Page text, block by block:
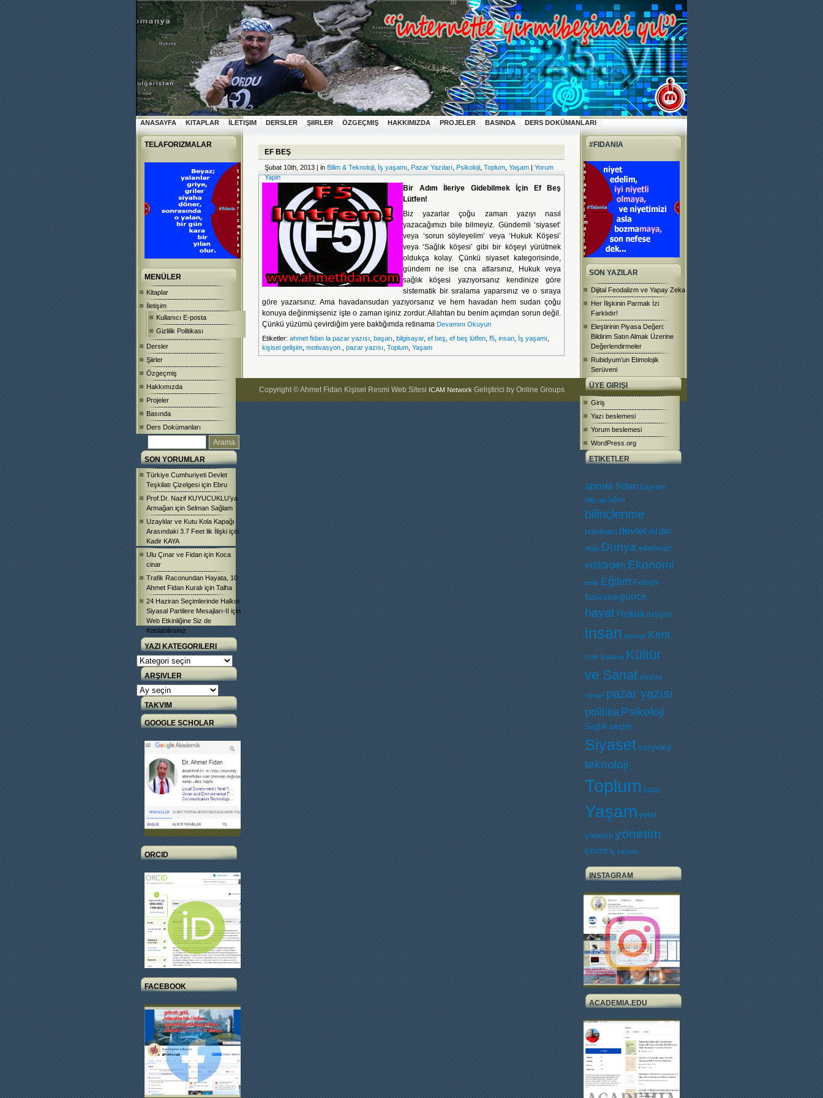
ANASAYFA KITAPLAR İLETIŞIM DERSLER ŞIIRLER ÖZGEÇMIŞ HAKKIMIZDA PROJELER BASINDA DERS DOKÜMANLARI
TELAFORIZMALAR
MENÜLER
Kitaplar
İletişim
Kullanıcı E-posta
Gizlilik Politikası
Dersler
Şiirler
Özgeçmiş
Hakkımızda
Projeler
Basında
Ders Dokümanları
SON YORUMLAR
Türkiye Cumhuriyeti Devlet
Teşkilatı Çizelgesi için Ebru
Prof.Dr. Nazif KUYUCUKLU’ya
Armağan için Selman Sağlam
Uzaylılar ve Kutu Kola Kapağı
Arasındaki 3.7 Feet lik İlişki için
Kadir KAYA
Ulu Çınar ve Fidan için Koca
cinar
Trafik Raconundan Hayata, 10
Ahmet Fidan Kuralı için Talha
24 Haziran Seçimlerinde Halkın
Siyasal Partilere Mesajları-II için
Web Etkinliğine Siz de
Katılabilirsiniz
YAZI KATEGORILERI
Yazı
Kategorileri
ARŞIVLER
Arşivler
TAKVIM
GOOGLE SCHOLAR
ORCID
FACEBOOK
#FIDANIA
SON YAZILAR
Dijital Feodalizm ve Yapay Zeka
Her İlişkinin Parmak İzi
Farklıdır!
Eleştirinin Piyasa Değeri:
Bildirim Satın Almak Üzerine
Değerlendirmeler
Rubidyum’un Etimolojik
Serüveni
ÜYE GIRIŞI
Giriş
Yazı beslemesi
Yorum beslemesi
WordPress.org
ETIKETLER
ahmet fidan bayram
bilgi agı bilim
bilinçlenme
bürokrasi devletdildin
doğa Dünya edebiyat
editörden Ekonomi
etnik Eğitim Felsefe
fütürolojigünce
hayatHukuk iletişim
insan internet Kent
kritik kutlama Kültür
ve Sanat medya
mimari pazar yazısı
politikaPsikoloji
Sağlık seçim
Siyasetsosyoloji
teknoloji
Toplum yargı
Yaşam yerel
yönetim yönetim
çevre İş yaşamı
INSTAGRAM
ACADEMIA.EDU
EF BEŞ
Şubat 10th, 2013 | in Bilim & Teknoloji İş yaşamı Pazar Yazıları Psikoloji Toplum Yaşam | Yorum
Yapin
Bir Adım İleriye Gidebilmek İçin Ef Beş
Lütfen!
Biz yazarlar çoğu zaman yazıyı nasıl
yazacağımızı bile bilmeyiz. Gündemli ‘siyaset’
veya ‘sorun söyleyelim’ veya ‘Hukuk Köşesi’
veya ‘Sağlık köşesi’ gibi bir köşeyi yürütmek
oldukça kolay. Çünkü siyaset kategorisinde,
gündem ne ise ona atlarsınız, Hukuk veya
sağlık köşesi yazıyorsanız kendinize göre
sistematik bir sıralama yaparsınız ve o sıraya
göre yazarsınız. Ama havadansudan yazıyorsanız ve hem havadan hem sudan çoğu
konuya değinmişseniz işte o zaman işiniz zordur. Allahtan bu benim açımdan sorun değil.
Çünkü yüzümü çevirdiğim yere baktığımda retinama Devamını Okuyun
Etiketler: ahmet fidan la pazar yazısı başarı bilgisayar, ef beş ef beş lütfen f5 insan İş yaşamı
kişisel gelişim motivasyon. pazar yazısı Toplum Yaşam
Copyright © Ahmet Fidan Kişisel Resmi Web Sitesi ICAM NetworkGeliştirici by Online Groups